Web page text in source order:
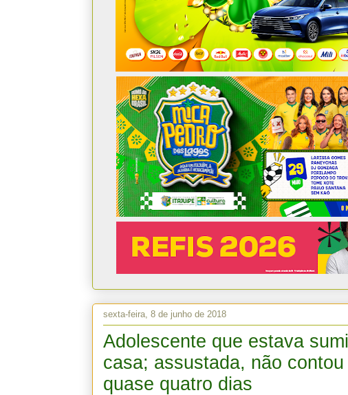
sexta-feira, 8 de junho de 2018
Adolescente que estava
casa; assustada, não
quase quatro dias